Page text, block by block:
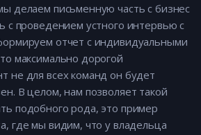
делаем письменную часть с бизнес
с проведением устного интервью с
отчет с индивидуальными
максимально дорогой
не для всех команд он будет
В целом, нам позволяет такой
подобного рода, это пример
где мы видим, что у владельца